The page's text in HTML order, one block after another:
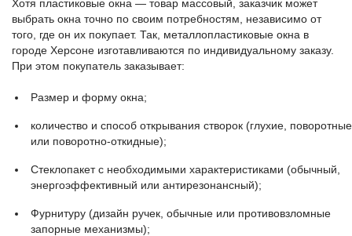
Хотя пластиковые окна — товар массовый, заказчик может
выбрать окна точно по своим потребностям, независимо от
того, где он их покупает. Так, металлопластиковые окна в
городе Херсоне изготавливаются по индивидуальному заказу.
При этом покупатель заказывает:
Размер и форму окна;
количество и способ открывания створок (глухие, поворотные
или поворотно-откидные);
Стеклопакет с необходимыми характеристиками (обычный,
энергоэффективный или антирезонансный);
Фурнитуру (дизайн ручек, обычные или противовзломные
запорные механизмы);